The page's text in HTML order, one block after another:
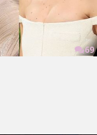
69